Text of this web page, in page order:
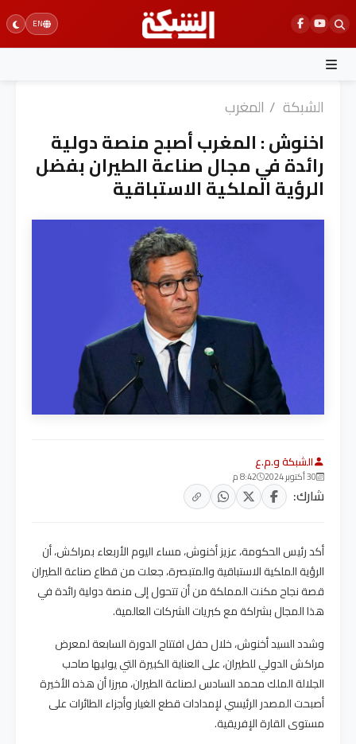
Skip
to
content
EN
الشبكة / المغرب
اخنوش : المغرب أصبح منصة دولية
رائدة في مجال صناعة الطيران بفضل
الرؤية الملكية الاستباقية
الشبكة و.م.ع
30 أكتوبر 2024 8:42 م
شارك:
أكد رئيس الحكومة، عزيز أخنوش، مساء اليوم الأربعاء بمراكش، أن
الرؤية الملكية الاستباقية والمتبصرة، جعلت من قطاع صناعة الطيران
قصة نجاح مكنت المملكة من أن تتحول إلى منصة دولية رائدة في
هذا المجال بشراكة مع كبريات الشركات العالمية.
وشدد السيد أخنوش، خلال حفل افتتاح الدورة السابعة لمعرض
مراكش الدولي للطيران، على العناية الكبيرة التي يوليها صاحب
الجلالة الملك محمد السادس لصناعة الطيران، مبرزا أن هذه الأخيرة
أصبحت المصدر الرئيسي لإمدادات قطع الغيار وأجزاء الطائرات على
مستوى القارة الإفريقية.